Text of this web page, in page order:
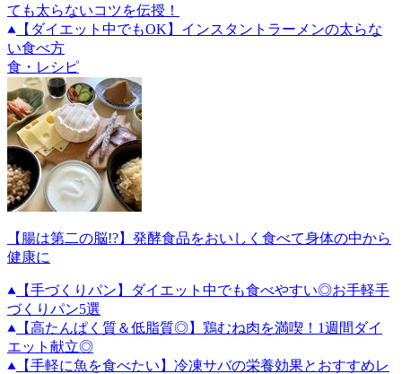
ても太らないコツを伝授！
【ダイエット中でもOK】インスタントラーメンの太らな
い食べ方
食・レシピ
【腸は第二の脳!?】発酵食品をおいしく食べて身体の中から
健康に
【手づくりパン】ダイエット中でも食べやすい◎お手軽手
づくりパン5選
【高たんぱく質＆低脂質◎】鶏むね肉を満喫！1週間ダイ
エット献立◎
【手軽に魚を食べたい】冷凍サバの栄養効果とおすすめレ